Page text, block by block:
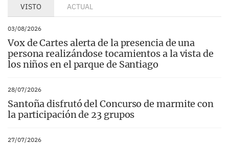
VISTO ACTUAL
03/08/2026
Vox de Cartes alerta de la presencia de una
persona realizándose tocamientos a la vista de
los niños en el parque de Santiago
28/07/2026
Santoña disfrutó del Concurso de marmite con
la participación de 23 grupos
27/07/2026